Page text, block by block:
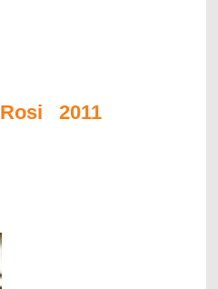
Rosi 2011